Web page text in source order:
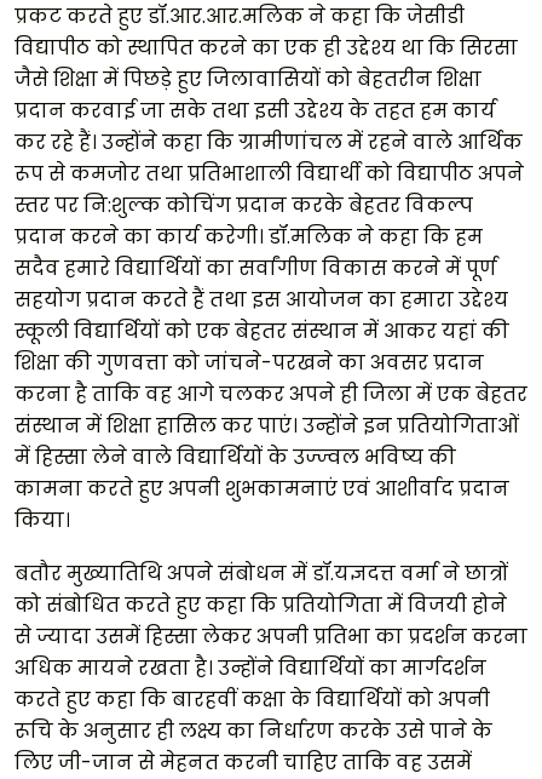
प्रकट करते हुए डॉ.आर.आर.मलिक ने कहा कि जेसीडी
विद्यापीठ को स्थापित करने का एक ही उद्देश्य था कि सिरसा
जैसे शिक्षा में पिछड़े हुए जिलावासियों को बेहतरीन शिक्षा
प्रदान करवाई जा सके तथा इसी उद्देश्य के तहत हम कार्य
कर रहे हैं। उन्होंने कहा कि ग्रामीणांचल में रहने वाले आर्थिक
रूप से कमजोर तथा प्रतिभाशाली विद्यार्थी को विद्यापीठ अपने
स्तर पर नि:शुल्क कोचिंग प्रदान करके बेहतर विकल्प
प्रदान करने का कार्य करेगी। डॉ.मलिक ने कहा कि हम
सदैव हमारे विद्यार्थियों का सर्वांगीण विकास करने में पूर्ण
सहयोग प्रदान करते हैं तथा इस आयोजन का हमारा उद्देश्य
स्कूली विद्यार्थियों को एक बेहतर संस्थान में आकर यहां की
शिक्षा की गुणवत्ता को जांचने-परखने का अवसर प्रदान
करना है ताकि वह आगे चलकर अपने ही जिला में एक बेहतर
संस्थान में शिक्षा हासिल कर पाएं। उन्होंने इन प्रतियोगिताओं
में हिस्सा लेने वाले विद्यार्थियों के उज्ज्वल भविष्य की
कामना करते हुए अपनी शुभकामनाएं एवं आशीर्वाद प्रदान
किया।
बतौर मुख्यातिथि अपने संबोधन में डॉ.यज्ञदत्त वर्मा ने छात्रों
को संबोधित करते हुए कहा कि प्रतियोगिता में विजयी होने
से ज्यादा उसमें हिस्सा लेकर अपनी प्रतिभा का प्रदर्शन करना
अधिक मायने रखता है। उन्होंने विद्यार्थियों का मार्गदर्शन
करते हुए कहा कि बारहवीं कक्षा के विद्यार्थियों को अपनी
रूचि के अनुसार ही लक्ष्य का निर्धारण करके उसे पाने के
लिए जी-जान से मेहनत करनी चाहिए ताकि वह उसमें